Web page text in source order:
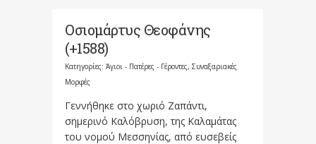
Οσιομάρτυς Θεοφάνης
(+1588)
Κατηγορίες: Άγιοι - Πατέρες - Γέροντες, Συναξαριακές
Μορφές
Γεννήθηκε στο χωριό Ζαπάντι,
σημερινό Καλόβρυση, της Καλαμάτας
του νομού Μεσσηνίας, από ευσεβείς